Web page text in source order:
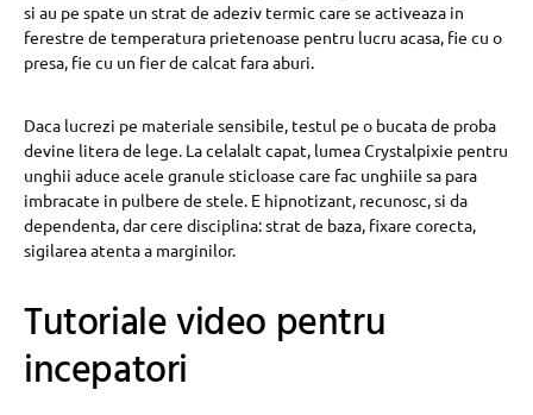
si au pe spate un strat de adeziv termic care se activeaza in
ferestre de temperatura prietenoase pentru lucru acasa, fie cu o
presa, fie cu un fier de calcat fara aburi.
Daca lucrezi pe materiale sensibile, testul pe o bucata de proba
devine litera de lege. La celalalt capat, lumea Crystalpixie pentru
unghii aduce acele granule sticloase care fac unghiile sa para
imbracate in pulbere de stele. E hipnotizant, recunosc, si da
dependenta, dar cere disciplina: strat de baza, fixare corecta,
sigilarea atenta a marginilor.
Tutoriale video pentru
incepatori